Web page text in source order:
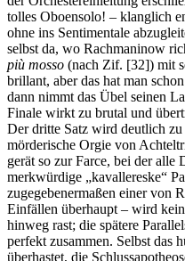
tolles Oboensolo! – klanglich
ohne ins Sentimentale
selbst da, wo Rachmaninow
più mosso (nach Zif. [32]) mit
brillant, aber das hat man
dann nimmt das Übel seinen
Finale wirkt zu brutal und
Der dritte Satz wird deutlich zu
mörderische Orgie von
gerät so zur Farce, bei der alle
merkwürdige „kavallereske“
zugegebenermaßen einer von
Einfällen überhaupt – wird
hinweg rast; die spätere
perfekt zusammen. Selbst das
überhastet, die